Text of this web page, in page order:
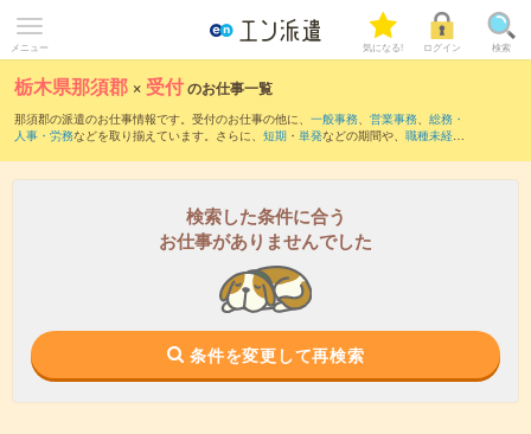
メニュー 気になる! ログイン 検索
栃木県那須郡 × 受付のお仕事一覧
那須郡の派遣のお仕事情報です。受付のお仕事の他に、 一般事務、 営業事務、 総務・
人事・労務などを取り揃えています。さらに、 短期 ・ 単発などの期間や、 職種未経験
検索した条件に合う
お仕事がありませんでした
条件を変更して再検索